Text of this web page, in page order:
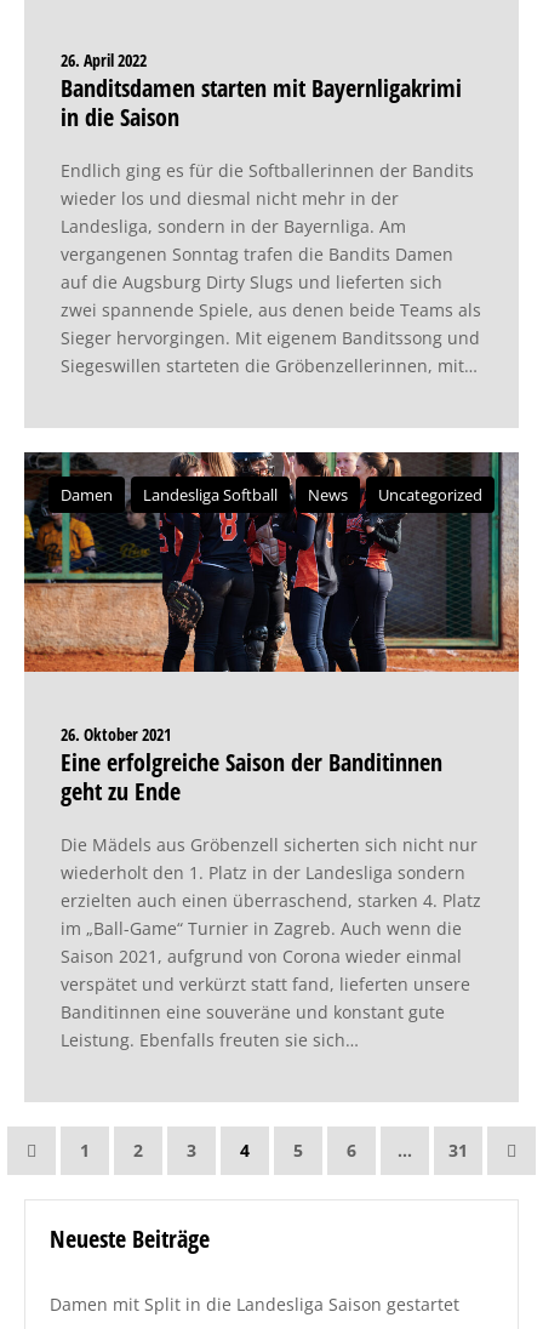
26. April 2022
Banditsdamen starten mit Bayernligakrimi
in die Saison
Endlich ging es für die Softballerinnen der Bandits
wieder los und diesmal nicht mehr in der
Landesliga, sondern in der Bayernliga. Am
vergangenen Sonntag trafen die Bandits Damen
auf die Augsburg Dirty Slugs und lieferten sich
zwei spannende Spiele, aus denen beide Teams als
Sieger hervorgingen. Mit eigenem Banditssong und
Siegeswillen starteten die Gröbenzellerinnen, mit…
Damen Landesliga Softball News Uncategorized
26. Oktober 2021
Eine erfolgreiche Saison der Banditinnen
geht zu Ende
Die Mädels aus Gröbenzell sicherten sich nicht nur
wiederholt den 1. Platz in der Landesliga sondern
erzielten auch einen überraschend, starken 4. Platz
im „Ball-Game“ Turnier in Zagreb. Auch wenn die
Saison 2021, aufgrund von Corona wieder einmal
verspätet und verkürzt statt fand, lieferten unsere
Banditinnen eine souveräne und konstant gute
Leistung. Ebenfalls freuten sie sich…
1 2 3 4 5 6 … 31
Neueste Beiträge
Damen mit Split in die Landesliga Saison gestartet